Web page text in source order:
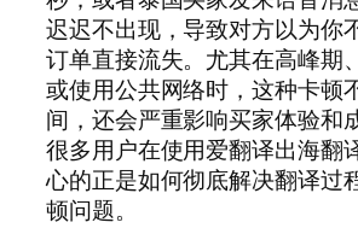
迟迟不出现，导致对方以为你
订单直接流失。尤其在高峰期
或使用公共网络时，这种卡顿
间，还会严重影响买家体验和
很多用户在使用爱翻译出海翻
心的正是如何彻底解决翻译过
顿问题。